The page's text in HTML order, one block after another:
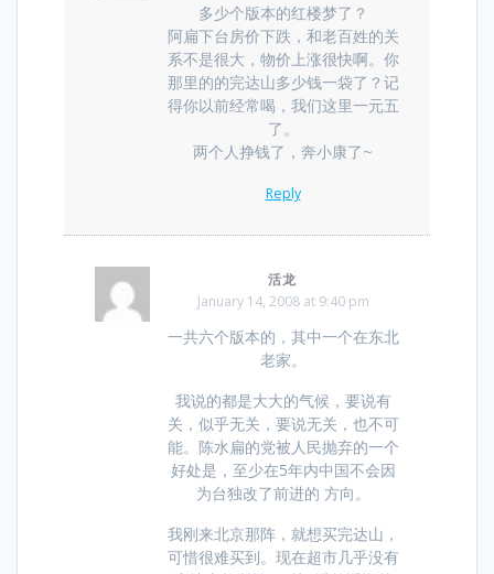
多少个版本的红楼梦了？
阿扁下台房价下跌，和老百姓的关
系不是很大，物价上涨很快啊。你
那里的的完达山多少钱一袋了？记
得你以前经常喝，我们这里一元五
了。
两个人挣钱了，奔小康了~
Reply
活龙
January 14, 2008 at 9:40 pm
一共六个版本的，其中一个在东北
老家。
我说的都是大大的气候，要说有
关，似乎无关，要说无关，也不可
能。陈水扁的党被人民抛弃的一个
好处是，至少在5年内中国不会因
为台独改了前进的 方向。
我刚来北京那阵，就想买完达山，
可惜很难买到。现在超市几乎没有